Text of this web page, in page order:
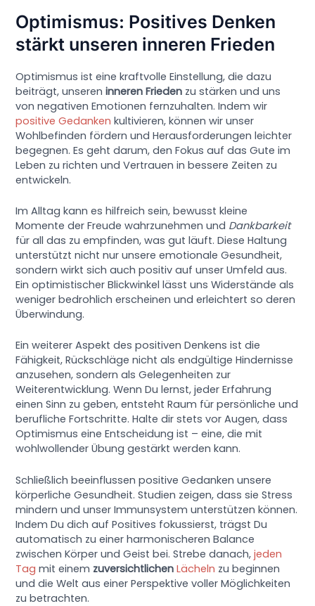
Optimismus: Positives Denken
stärkt unseren inneren Frieden
Optimismus ist eine kraftvolle Einstellung, die dazu
beiträgt, unsereninneren Frieden zu stärken und uns
von negativen Emotionen fernzuhalten. Indem wir
positive Gedanken kultivieren, können wir unser
Wohlbefinden fördern und Herausforderungen leichter
begegnen. Es geht darum, den Fokus auf das Gute im
Leben zu richten und Vertrauen in bessere Zeiten zu
entwickeln.
Im Alltag kann es hilfreich sein, bewusst kleine
Momente der Freude wahrzunehmen und Dankbarkeit
für all das zu empfinden, was gut läuft. Diese Haltung
unterstützt nicht nur unsere emotionale Gesundheit,
sondern wirkt sich auch positiv auf unser Umfeld aus.
Ein optimistischer Blickwinkel lässt uns Widerstände als
weniger bedrohlich erscheinen und erleichtert so deren
Überwindung.
Ein weiterer Aspekt des positiven Denkens ist die
Fähigkeit, Rückschläge nicht als endgültige Hindernisse
anzusehen, sondern als Gelegenheiten zur
Weiterentwicklung. Wenn Du lernst, jeder Erfahrung
einen Sinn zu geben, entsteht Raum für persönliche und
berufliche Fortschritte. Halte dir stets vor Augen, dass
Optimismus eine Entscheidung ist – eine, die mit
wohlwollender Übung gestärkt werden kann.
Schließlich beeinflussen positive Gedanken unsere
körperliche Gesundheit. Studien zeigen, dass sie Stress
mindern und unser Immunsystem unterstützen können.
Indem Du dich auf Positives fokussierst, trägst Du
automatisch zu einer harmonischeren Balance
zwischen Körper und Geist bei. Strebe danach,jeden
Tag mit einem zuversichtlichen Lächeln zu beginnen
und die Welt aus einer Perspektive voller Möglichkeiten
zu betrachten.